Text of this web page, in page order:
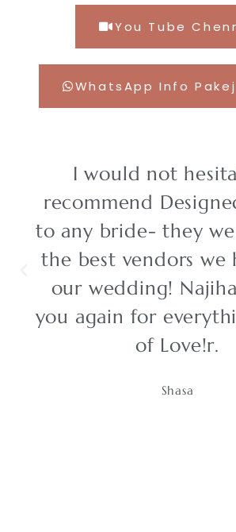
You Tube
WhatsApp Info
I would not
recommend
to any bride- they
the best vendors
our wedding!
you again for
of Love!r.
Shasa